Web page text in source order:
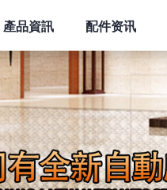
產品資訊 配件资讯